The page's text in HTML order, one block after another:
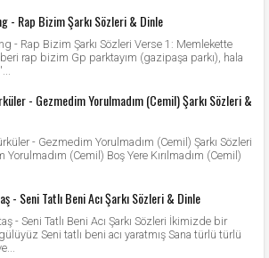
- Rap Bizim Şarkı Sözleri & Dinle
- Rap Bizim Şarkı Sözleri Verse 1: Memlekette
rap bizim Gp parktayım (gazipaşa parkı), hala
- Gezmedim Yorulmadım (Cemil) Şarkı Sözleri &
- Gezmedim Yorulmadım (Cemil) Şarkı Sözleri
Yorulmadım (Cemil) Boş Yere Kırılmadım (Cemil)
- Seni Tatlı Beni Acı Şarkı Sözleri & Dinle
- Seni Tatlı Beni Acı Şarkı Sözleri İkimizde bir
Seni tatlı beni acı yaratmış Sana türlü türlü